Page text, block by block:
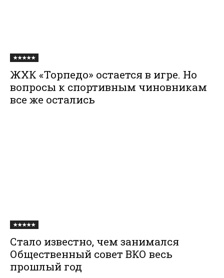
★★★★★
ЖХК «Торпедо» остается в игре. Но
вопросы к спортивным чиновникам
все же остались
★★★★★
Стало известно, чем занимался
Общественный совет ВКО весь
прошлый год